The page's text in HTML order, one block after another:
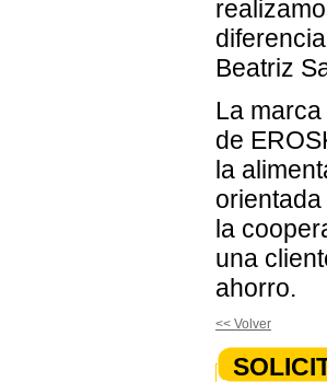
Beatriz
La
de
la
la
una
ahorro.
<< Volver